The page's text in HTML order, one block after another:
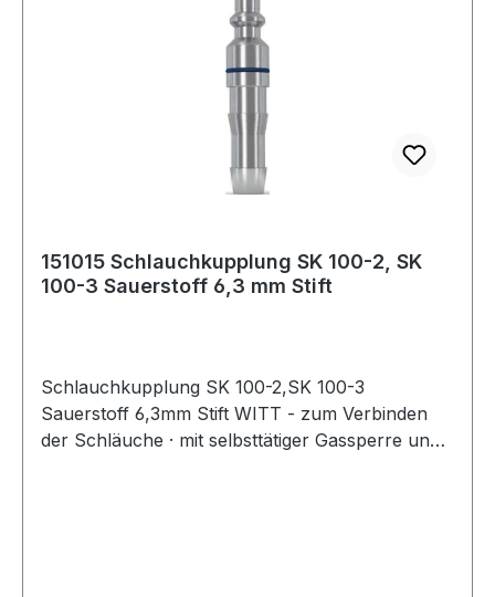
151015 Schlauchkupplung SK 100-2, SK
100-3 Sauerstoff 6,3 mm Stift
Schlauchkupplung SK 100-2,SK 100-3
Sauerstoff 6,3mm Stift WITT - zum Verbinden
der Schläuche · mit selbsttätiger Gassperre und